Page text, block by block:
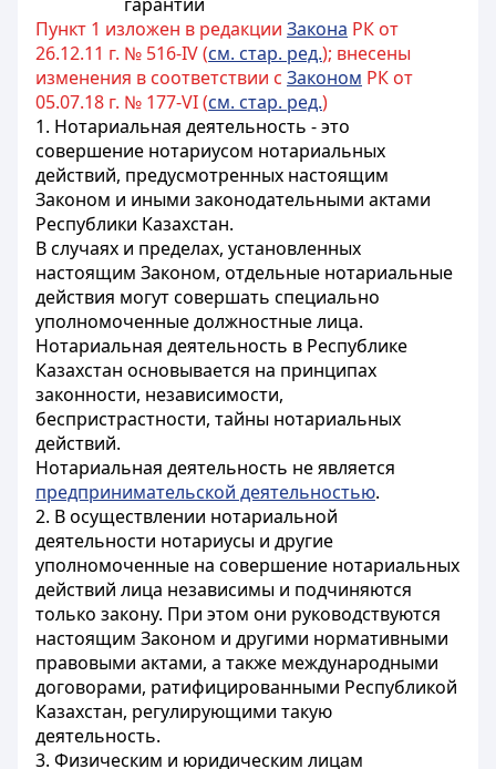
Пункт 1 изложен в редакции Закона РК от
26.12.11 г. № 516-IV (см. стар. ред.); внесены
изменения в соответствии с Законом РК от
05.07.18 г. № 177-VI (см. стар. ред.)
1. Нотариальная деятельность - это
совершение нотариусом нотариальных
действий, предусмотренных настоящим
Законом и иными законодательными актами
Республики Казахстан.
В случаях и пределах, установленных
настоящим Законом, отдельные нотариальные
действия могут совершать специально
уполномоченные должностные лица.
Нотариальная деятельность в Республике
Казахстан основывается на принципах
законности, независимости,
беспристрастности, тайны нотариальных
действий.
Нотариальная деятельность не является
предпринимательской деятельностью.
2. В осуществлении нотариальной
деятельности нотариусы и другие
уполномоченные на совершение нотариальных
действий лица независимы и подчиняются
только закону. При этом они руководствуются
настоящим Законом и другими нормативными
правовыми актами, а также международными
договорами, ратифицированными Республикой
Казахстан, регулирующими такую
деятельность.
3. Физическим и юридическим лицам